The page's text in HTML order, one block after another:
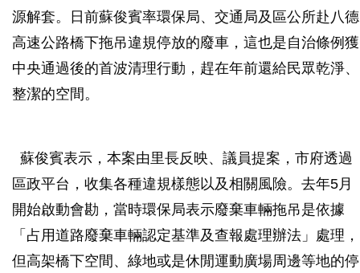
源解套。日前蘇俊賓率環保局、交通局及區公所赴八德
高速公路橋下拖吊違規停放的廢車，這也是自治條例獲
中央通過後的首波清理行動，趕在年前還給民眾乾淨、
整潔的空間。
蘇俊賓表示，本案由里長反映、議員提案，市府透過
區政平台，收集各種違規樣態以及相關風險。去年5月
開始啟動會勘，當時環保局表示廢棄車輛拖吊是依據
「占用道路廢棄車輛認定基準及查報處理辦法」處理，
但高架橋下空間、綠地或是休閒運動廣場周邊等地的停